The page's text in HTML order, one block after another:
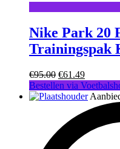
Nike Park 20
Trainingspak
€95.00 Oorspronkelijke
prijs
was:
€61.49Huidige
prijs
is:
€61.49.
Bestellen via